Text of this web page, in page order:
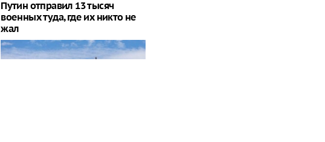
Путин отправил 13 тысяч
военных туда, где их никто не
жал